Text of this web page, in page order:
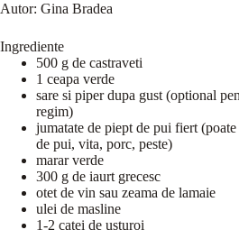
Autor: Gina Bradea
Ingrediente
500 g de castraveti
1 ceapa verde
sare si piper dupa gust (optional
regim)
jumatate de piept de pui fiert
de pui, vita, porc, peste)
marar verde
300 g de iaurt grecesc
otet de vin sau zeama de lamaie
ulei de masline
1-2 catei de usturoi